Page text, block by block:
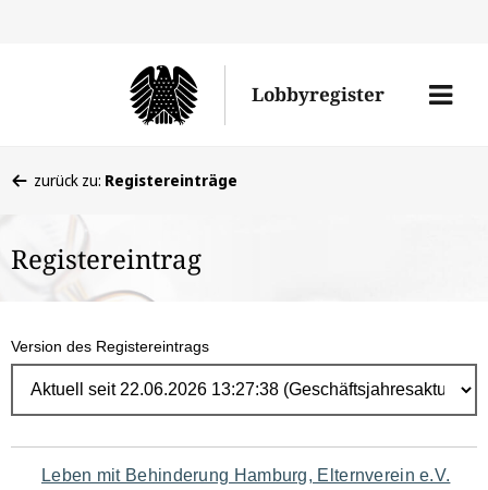
Lobbyregister
Menü
befinden
hier:
zurück zu: Registereinträge
Registereintrag
Version des Registereintrags
Navigation
Leben mit Behinderung Hamburg, Elternverein e.V.